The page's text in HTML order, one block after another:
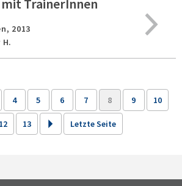
TrainerInnen
2013
4 5 6 7 8 9 10
12 13 Letzte Seite